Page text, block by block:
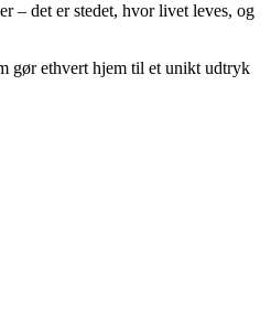
– det er stedet, hvor livet leves, og
gør ethvert hjem til et unikt udtryk